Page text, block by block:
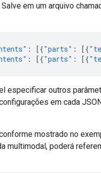
em um arquivo
: [{"parts" : [{
: [{"parts" : [{
especificar outros
em cada
mostrado no
multimodal, poderá